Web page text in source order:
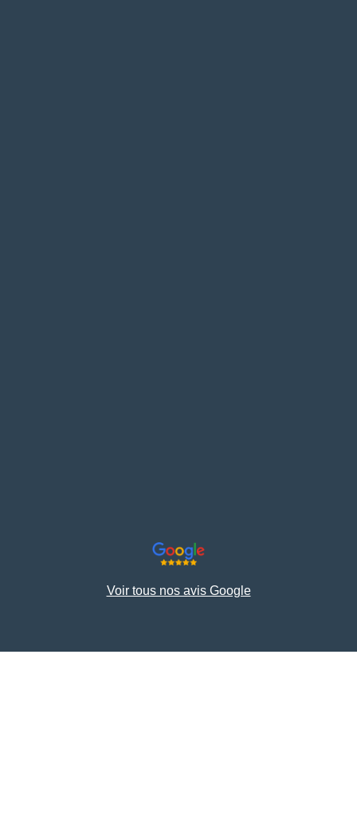
Voir tous nos avis Google